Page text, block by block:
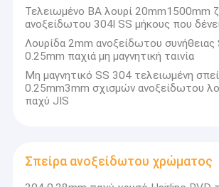
Τελειωμένο BA λουρί 20mm1500mm
ανοξείδωτου 304l SS μήκους που
Λουρίδα 2mm ανοξείδωτου
0.25mm παχιά μη μαγνητική ταινία
Μη μαγνητικό SS 304 τελειωμένη
0.25mm3mm σχισμών ανοξείδωτου
παχύ JIS
Σπείρα ανοξείδωτου χρώματος